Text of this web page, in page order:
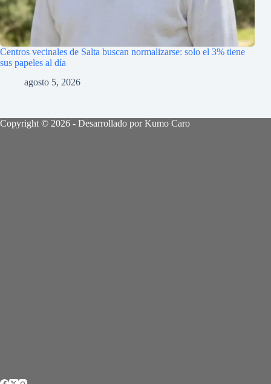
Centros vecinales de Salta buscan normalizarse: solo el 3% tiene
sus papeles al día
agosto 5, 2026
Copyright © 2026 - Desarrollado por Kumo Caro